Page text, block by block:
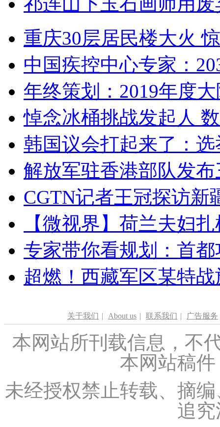
重庆30层居民楼大火
中国疾控中心专家：
年终策划：2019年度
悼念冰桶挑战发起人
韩国议会打起来了：
解放军驻香港部队发
CGTN记者王冠探访新
【微视界】荷兰夫妇
专家带你看规划：首
超燃！西藏军区某特
关于我们 | About us | 联系我们 | 广告服务
本网站所刊载信息，不
本网站稿
未经授权禁止转载、摘
追